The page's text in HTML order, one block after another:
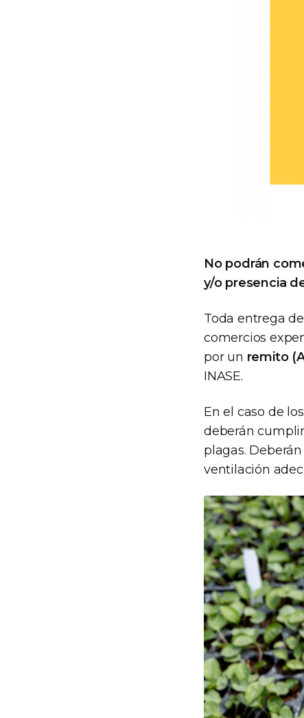
No podrán
y/o presencia
Toda entrega
comercios
por un remito
INASE.
En el caso de
deberán
plagas.
ventilación